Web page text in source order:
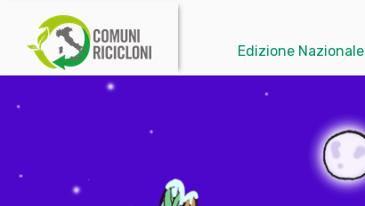
Edizione Nazionale